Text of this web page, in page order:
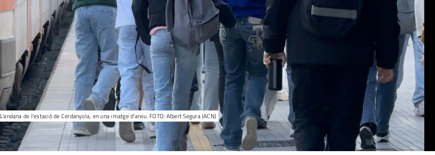
L'andana de l'estació de Cerdanyola, en una imatge d'arxiu. FOTO: Albert Segura (ACN)